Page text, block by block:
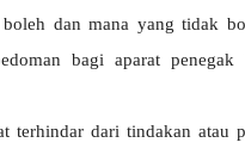
dan mana yang tidak
bagi aparat penegak
terhindar dari tindakan atau